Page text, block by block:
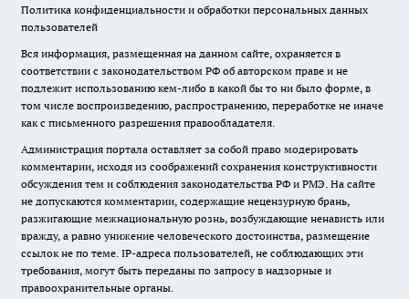
Политика конфиденциальности и обработки персональных данных
пользователей
Вся информация, размещенная на данном сайте, охраняется в
соответствии с законодательством РФ об авторском праве и не
подлежит использованию кем-либо в какой бы то ни было форме, в
том числе воспроизведению, распространению, переработке не иначе
как с письменного разрешения правообладателя.
Администрация портала оставляет за собой право модерировать
комментарии, исходя из соображений сохранения конструктивности
обсуждения тем и соблюдения законодательства РФ и РМЭ. На сайте
не допускаются комментарии, содержащие нецензурную брань,
разжигающие межнациональную рознь, возбуждающие ненависть или
вражду, а равно унижение человеческого достоинства, размещение
ссылок не по теме. IP-адреса пользователей, не соблюдающих эти
требования, могут быть переданы по запросу в надзорные и
правоохранительные органы.